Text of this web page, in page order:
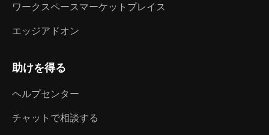
ワークスペースマーケットプレイス
エッジアドオン
助けを得る
ヘルプセンター
チャットで相談する